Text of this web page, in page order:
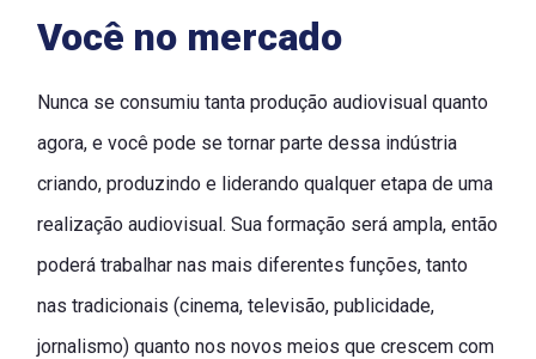
Você no mercado
Nunca se consumiu tanta produção audiovisual quanto
agora, e você pode se tornar parte dessa indústria
criando, produzindo e liderando qualquer etapa de uma
realização audiovisual. Sua formação será ampla, então
poderá trabalhar nas mais diferentes funções, tanto
nas tradicionais (cinema, televisão, publicidade,
jornalismo) quanto nos novos meios que crescem com